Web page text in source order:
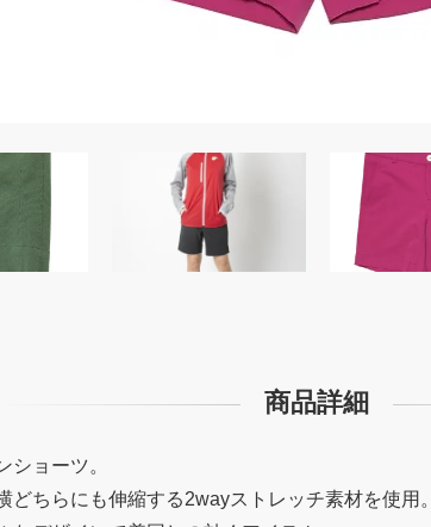
商品詳細
ショーツ。
どちらにも伸縮する2wayストレッチ素材を使用。